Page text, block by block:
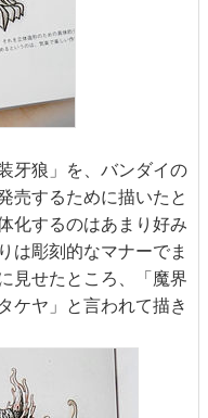
牙狼」を、バンダイの
売するために描いたと
化するのはあまり好み
は彫刻的なマナーでま
見せたところ、「魔界
ケヤ」と言われて描き